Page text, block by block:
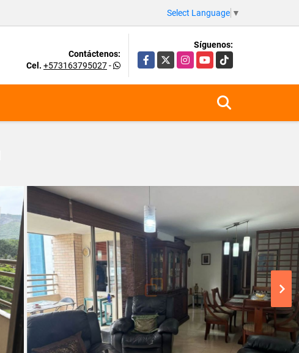
Select Language ▼
Contáctenos:
Cel. +573163795027-
Síguenos:
Facebook
X InstagramYouTubeTikTok